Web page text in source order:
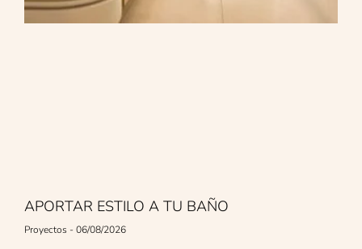
APORTAR ESTILO A TU BAÑO
Proyectos 06/08/2026